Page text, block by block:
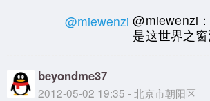
@miewenzi @miewenzi
是这世界之
beyondme37
2012-05-02 19:35 - 北京市朝阳区